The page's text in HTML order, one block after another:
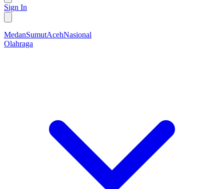
Sign In
MedanSumutAcehNasional
Olahraga